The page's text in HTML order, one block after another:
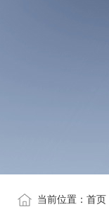
当前位置： 首页